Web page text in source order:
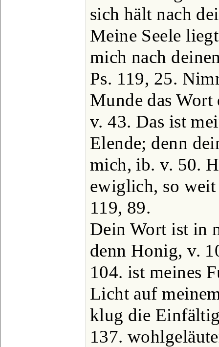
sich hält nach
Meine Seele
mich nach
Ps. 119, 25.
Munde das
v. 43. Das ist
Elende; denn
mich, ib. v. 50.
ewiglich, so
119, 89.
Dein Wort ist in
denn Honig, v.
104. ist meines
Licht auf
klug die
137.